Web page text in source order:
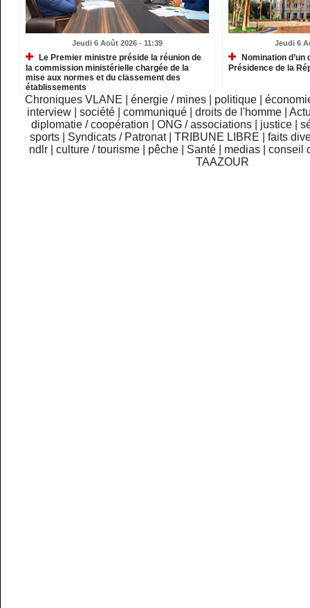
Jeudi 6 Août 2026 - 11:39
Le Premier ministre préside la réunion de
la commission ministérielle chargée de la
mise aux normes et du classement des
établissements
Jeudi 6
Nomination d’un
Présidence de la
Chroniques VLANE énergie / mines politique
interview
|société |communiqué |droits de l'homme |
diplomatie / coopération
ONG / associations justice
sports
Syndicats / Patronat TRIBUNE LIBRE
faits
ndlr
|culture / tourisme pêche Santé medias |conseil
TAAZOUR